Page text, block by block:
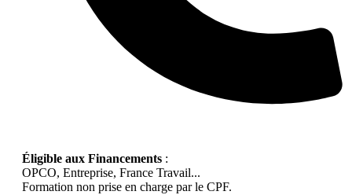
Éligible aux Financements :
OPCO, Entreprise, France Travail...
Formation non prise en charge par le CPF.